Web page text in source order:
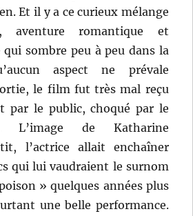
Et il y a ce curieux mélange
aventure romantique et
sombre peu à peu dans la
aspect ne prévale
le film fut très mal reçu
par le public, choqué par le
L’image de Katharine
l’actrice allait enchaîner
qui lui vaudraient le surnom
» quelques années plus
une belle performance.